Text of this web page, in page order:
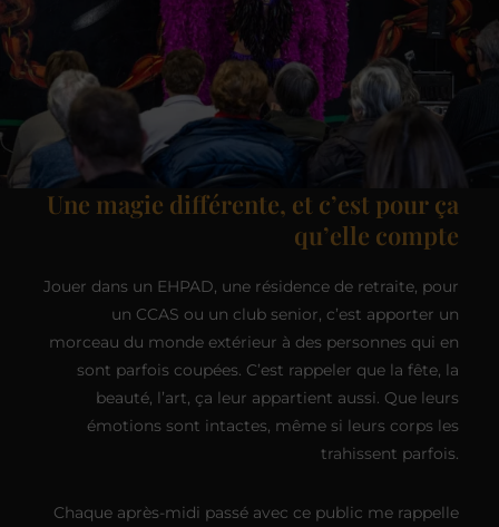
Une magie différente, et c’est pour ça
qu’elle compte
Jouer dans un EHPAD, une résidence de retraite, pour
un CCAS ou un club senior, c’est apporter un
morceau du monde extérieur à des personnes qui en
sont parfois coupées. C’est rappeler que la fête, la
beauté, l’art, ça leur appartient aussi. Que leurs
émotions sont intactes, même si leurs corps les
trahissent parfois.
Chaque après-midi passé avec ce public me rappelle